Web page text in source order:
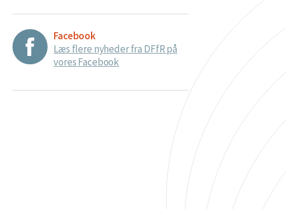
Facebook
Læs flere nyheder fra DFfR på
vores Facebook